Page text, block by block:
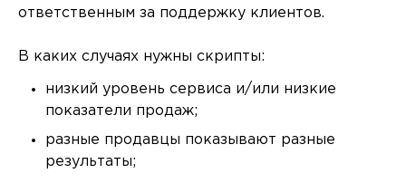
ответственным за поддержку клиентов.
В каких случаях нужны скрипты:
низкий уровень сервиса и/или низкие
показатели продаж;
разные продавцы показывают разные
результаты;